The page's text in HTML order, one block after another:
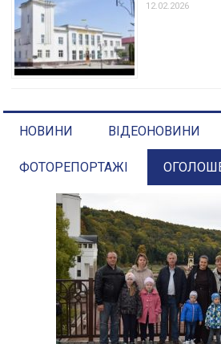
12.02.2026
НОВИНИ ВІДЕОНОВИНИ
ФОТОРЕПОРТАЖІ